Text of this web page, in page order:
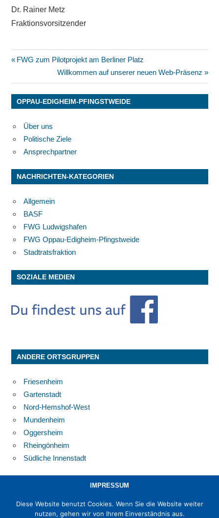
Dr. Rainer Metz
Fraktionsvorsitzender
Beitragsnavigation
Vorheriger
FWG zum Pilotprojekt am Berliner Platz
Nächster
Beitrag:
Willkommen auf unserer neuen Web-Präsenz
OPPAU-EDIGHEIM-PFINGSTWEIDE
Über uns
Politische Ziele
Ansprechpartner
NACHRICHTEN-KATEGORIEN
Allgemein
BASF
FWG Ludwigshafen
FWG Oppau-Edigheim-Pfingstweide
Stadtratsfraktion
SOZIALE MEDIEN
ANDERE ORTSGRUPPEN
Friesenheim
Gartenstadt
Nord-Hemshof-West
Mundenheim
Oggersheim
Rheingönheim
Südliche Innenstadt
IMPRESSUM
DATENSCHUTZERKLÄRUNG
Diese Website benutzt Cookies. Wenn Sie die Website weiter
nutzen, gehen wir von Ihrem Einverständnis aus.